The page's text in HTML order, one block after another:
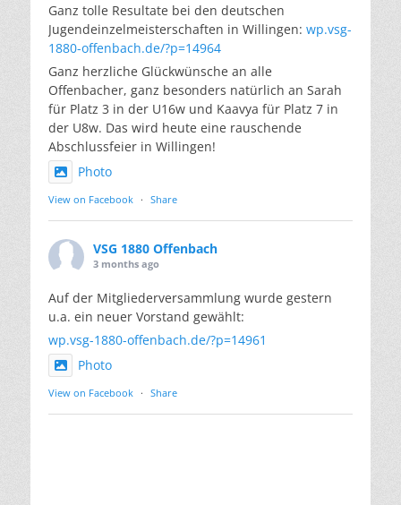
Ganz tolle Resultate bei den deutschen
Jugendeinzelmeisterschaften in Willingen: wp.vsg-
1880-offenbach.de/?p=14964
Ganz herzliche Glückwünsche an alle
Offenbacher, ganz besonders natürlich an Sarah
für Platz 3 in der U16w und Kaavya für Platz 7 in
der U8w. Das wird heute eine rauschende
Abschlussfeier in Willingen!
Photo
View on Facebook · Share
VSG 1880 Offenbach
3 months ago
Auf der Mitgliederversammlung wurde gestern
u.a. ein neuer Vorstand gewählt:
wp.vsg-1880-offenbach.de/?p=14961
Photo
View on Facebook · Share